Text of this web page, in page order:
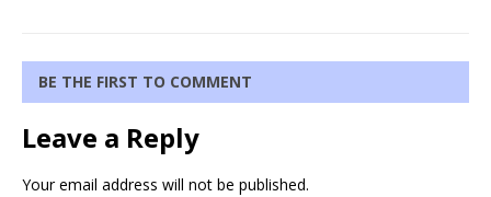
BE THE FIRST TO COMMENT
Leave a Reply
Your email address will not be published.